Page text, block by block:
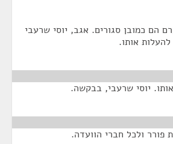
הם כמובן סגורים. אגב, יוסי שרעבי
אותו.
יוסי שרעבי, בבקשה.
פורר ולכל חברי הוועדה.